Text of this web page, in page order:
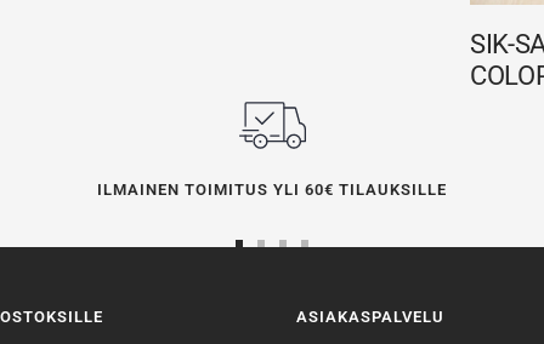
SIK-
ILMAINEN TOIMITUS YLI 60€ TILAUKSILLE
4
OSTOKSILLE ASIAKASPALVELU